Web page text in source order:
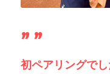
” ”
初ペアリングで